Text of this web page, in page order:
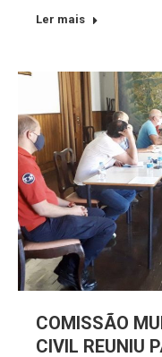
Ler mais
COMISSÃO
CIVIL REUNIU